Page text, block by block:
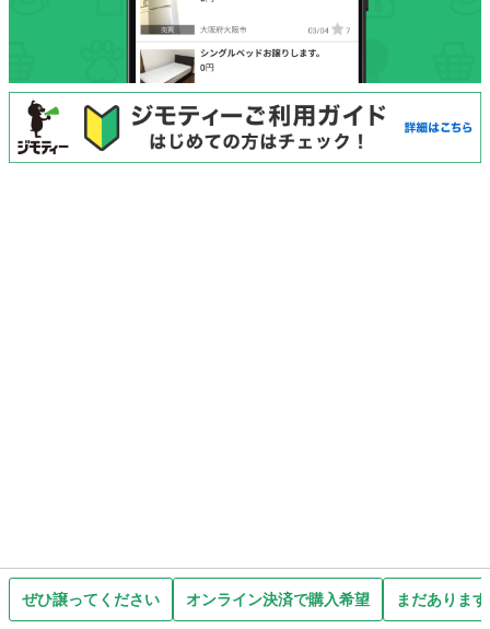
ぜひ譲ってください オンライン決済で購入希望 まだありま